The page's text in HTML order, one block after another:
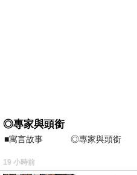
◎專家與頭銜
■寓言故事 ◎專家與頭銜
⊕潘文良
之谷」裡——
19 小時前